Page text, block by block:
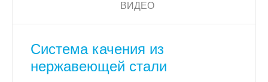
ВИДЕО
Система качения из
нержавеющей стали